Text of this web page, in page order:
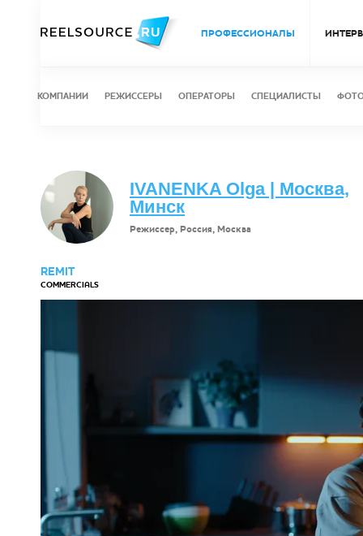
ПРОФЕССИОНАЛЫ
КОМПАНИИ РЕЖИССЕРЫ ОПЕРАТОРЫ СПЕЦИАЛИСТЫ
IVANENKA Olga | Москва,
Минск
Режиссер, Россия, Москва
REMIT
COMMERCIALS